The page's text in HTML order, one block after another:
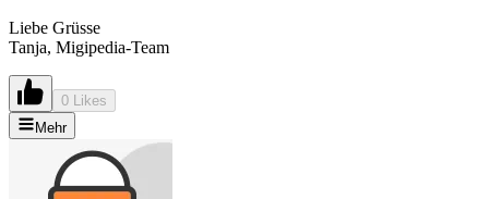
Liebe Grüsse
Tanja, Migipedia-Team
0 Likes
Mehr